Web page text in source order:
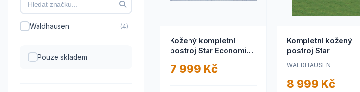
Waldhausen (4)
Pouze skladem
Kožený kompletní
postroj Star Economic
7 999 Kč
Kompletní kožený
postroj Star
WALDHAUSEN
8 999 Kč